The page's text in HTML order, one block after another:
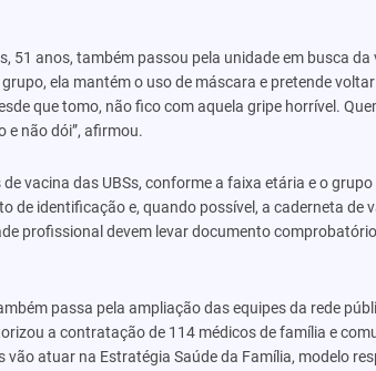
51 anos, também passou pela unidade em busca
ela mantém o uso de máscara e pretende
que tomo, não fico com aquela gripe horrível.
e não dói”, afirmou.
vacina das UBSs, conforme a faixa etária e o
de identificação e, quando possível, a caderneta de
profissional devem levar documento
passa pela ampliação das equipes da rede
a contratação de 114 médicos de família e
atuar na Estratégia Saúde da Família, modelo